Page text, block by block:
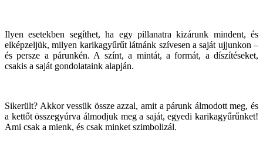
Ilyen esetekben segíthet, ha egy pillanatra kizárunk mindent, és
elképzeljük, milyen karikagyűrűt látnánk szívesen a saját ujjunkon –
és persze a párunkén. A színt, a mintát, a formát, a díszítéseket,
csakis a saját gondolataink alapján.
Sikerült? Akkor vessük össze azzal, amit a párunk álmodott meg, és
a kettőt összegyúrva álmodjuk meg a saját, egyedi karikagyűrűnket!
Ami csak a mienk, és csak minket szimbolizál.